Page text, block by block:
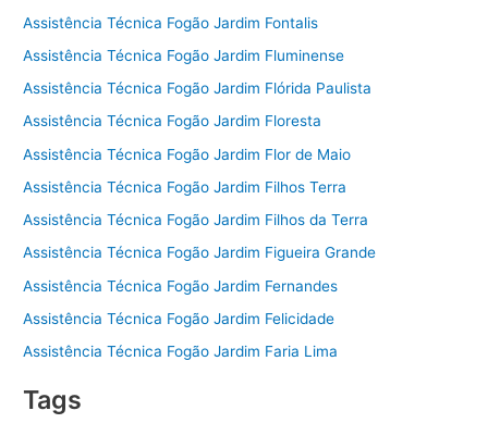
Assistência Técnica Fogão Jardim Fontalis
Assistência Técnica Fogão Jardim Fluminense
Assistência Técnica Fogão Jardim Flórida Paulista
Assistência Técnica Fogão Jardim Floresta
Assistência Técnica Fogão Jardim Flor de Maio
Assistência Técnica Fogão Jardim Filhos Terra
Assistência Técnica Fogão Jardim Filhos da Terra
Assistência Técnica Fogão Jardim Figueira Grande
Assistência Técnica Fogão Jardim Fernandes
Assistência Técnica Fogão Jardim Felicidade
Assistência Técnica Fogão Jardim Faria Lima
Tags